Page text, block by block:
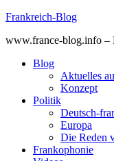
Skip
content
Frankreich-Blog
www.france-blog.info –
Blog
Aktuelles
Konzept
Politik
Deutsch-
Europa
Die Reden
Frankophonie